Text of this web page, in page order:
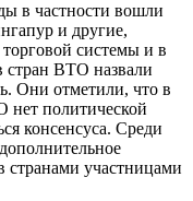
в частности вошли
и другие,
системы и в
стран ВТО назвали
Они отметили, что в
нет политической
консенсуса. Среди
странами участницами